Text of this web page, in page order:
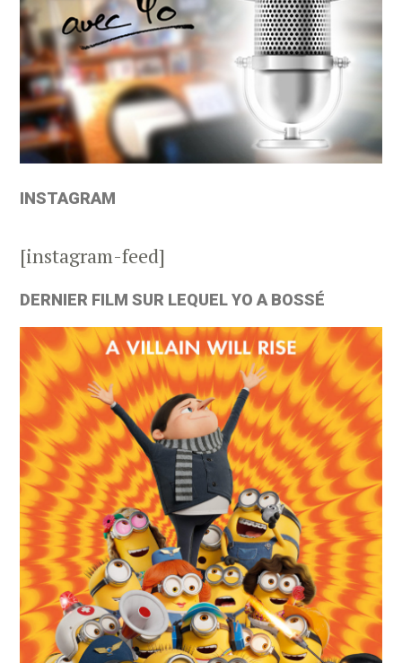
INSTAGRAM
[instagram-feed]
DERNIER FILM SUR LEQUEL YO A BOSSÉ